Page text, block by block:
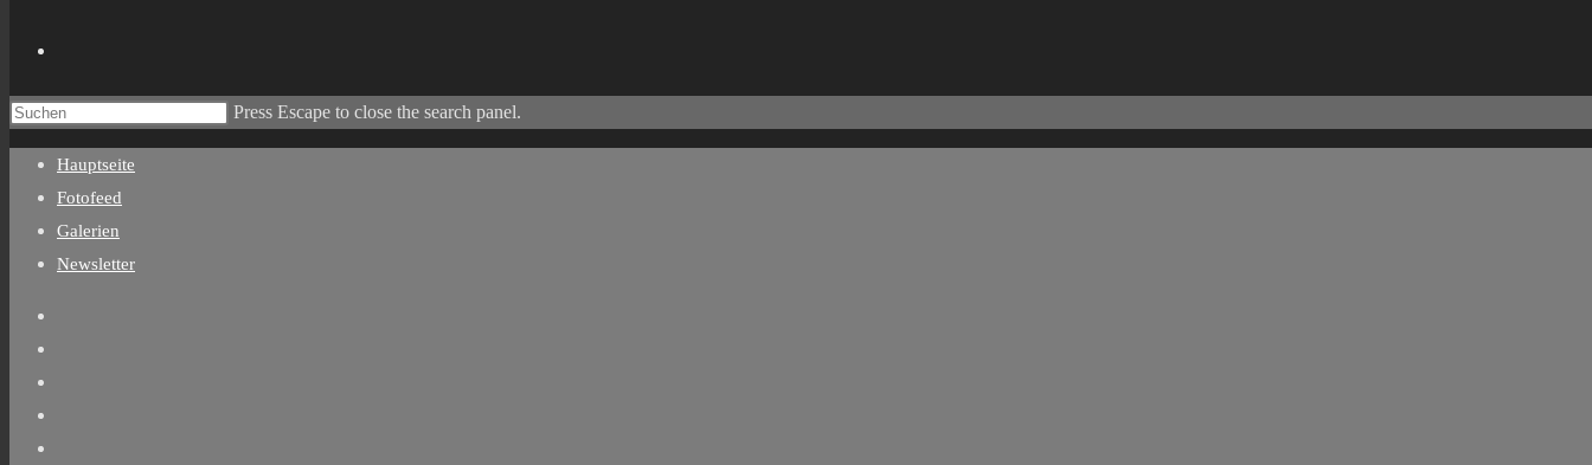
Press Escape to close the search panel.
Hauptseite
Fotofeed
Galerien
Newsletter